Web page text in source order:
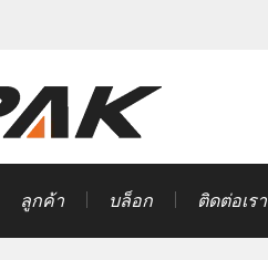
ลูกค้า บล็อก ติดต่อเรา